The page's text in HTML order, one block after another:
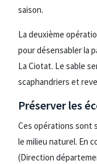
saison.
La deuxième
pour désensabler la
La Ciotat. Le sable
scaphandriers et
Préserver les
Ces opérations sont
le milieu naturel. En
(Direction